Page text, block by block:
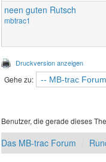
neen guten Rutsch
mbtrac1
Druckversion anzeigen
Gehe zu:
Benutzer, die gerade dieses
Das MB-trac Forum